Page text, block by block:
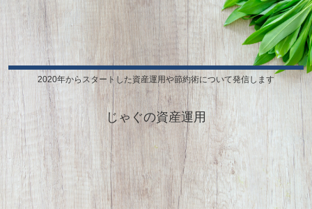
2020年からスタートした資産運用や節約術について発信します
じゃぐの資産運用